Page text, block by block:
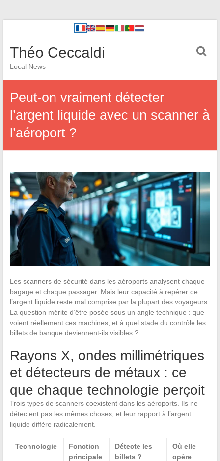
Théo Ceccaldi
Local News
Peut-on vraiment détecter
l’argent liquide avec un scanner à
l’aéroport ?
Les scanners de sécurité dans les aéroports analysent chaque
bagage et chaque passager. Mais leur capacité à repérer de
l’argent liquide reste mal comprise par la plupart des voyageurs.
La question mérite d’être posée sous un angle technique : que
voient réellement ces machines, et à quel stade du contrôle les
billets de banque deviennent-ils visibles ?
Rayons X, ondes millimétriques
et détecteurs de métaux : ce
que chaque technologie perçoit
Trois types de scanners coexistent dans les aéroports. Ils ne
détectent pas les mêmes choses, et leur rapport à l’argent
liquide diffère radicalement.
Technologie
Fonction
principale
Détecte les
billets ?
Où elle
opère